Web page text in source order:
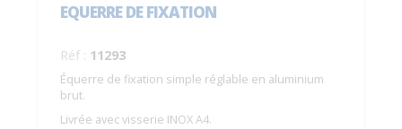
EQUERRE DE FIXATION
Réf : 11293
Équerre de fixation simple réglable en aluminium
brut.
Livrée avec visserie INOX A4.